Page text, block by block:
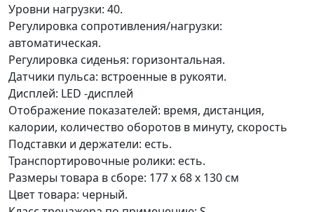
Уровни нагрузки: 40.
Регулировка сопротивления/нагрузки:
автоматическая.
Регулировка сиденья: горизонтальная.
Датчики пульса: встроенные в рукояти.
Дисплей: LED -дисплей
Отображение показателей: время, дистанция,
калории, количество оборотов в минуту, скорость
Подставки и держатели: есть.
Транспортировочные ролики: есть.
Размеры товара в сборе: 177 x 68 x 130 см
Цвет товара: черный.